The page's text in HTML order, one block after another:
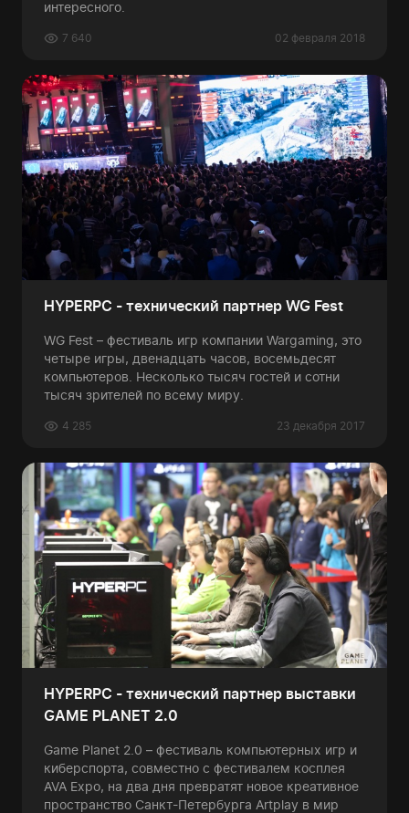
интересного.
02 февраля 2018
7 640
HYPERPC - технический партнер WG Fest
WG Fest – фестиваль игр компании Wargaming, это
четыре игры, двенадцать часов, восемьдесят
компьютеров. Несколько тысяч гостей и сотни
тысяч зрителей по всему миру.
23 декабря 2017
4 285
HYPERPC - технический партнер выставки
GAME PLANET 2.0
Game Planet 2.0 – фестиваль компьютерных игр и
киберспорта, совместно с фестивалем косплея
AVA Expo, на два дня превратят новое креативное
пространство Санкт-Петербурга Artplay в мир